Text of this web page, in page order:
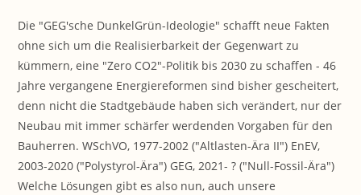
Die "GEG'sche DunkelGrün-Ideologie" schafft neue Fakten
ohne sich um die Realisierbarkeit der Gegenwart zu
kümmern, eine "Zero CO2"-Politik bis 2030 zu schaffen - 46
Jahre vergangene Energiereformen sind bisher gescheitert,
denn nicht die Stadtgebäude haben sich verändert, nur der
Neubau mit immer schärfer werdenden Vorgaben für den
Bauherren. WSchVO, 1977-2002 ("Altlasten-Ära II") EnEV,
2003-2020 ("Polystyrol-Ära") GEG, 2021- ? ("Null-Fossil-Ära")
Welche Lösungen gibt es also nun, auch unsere